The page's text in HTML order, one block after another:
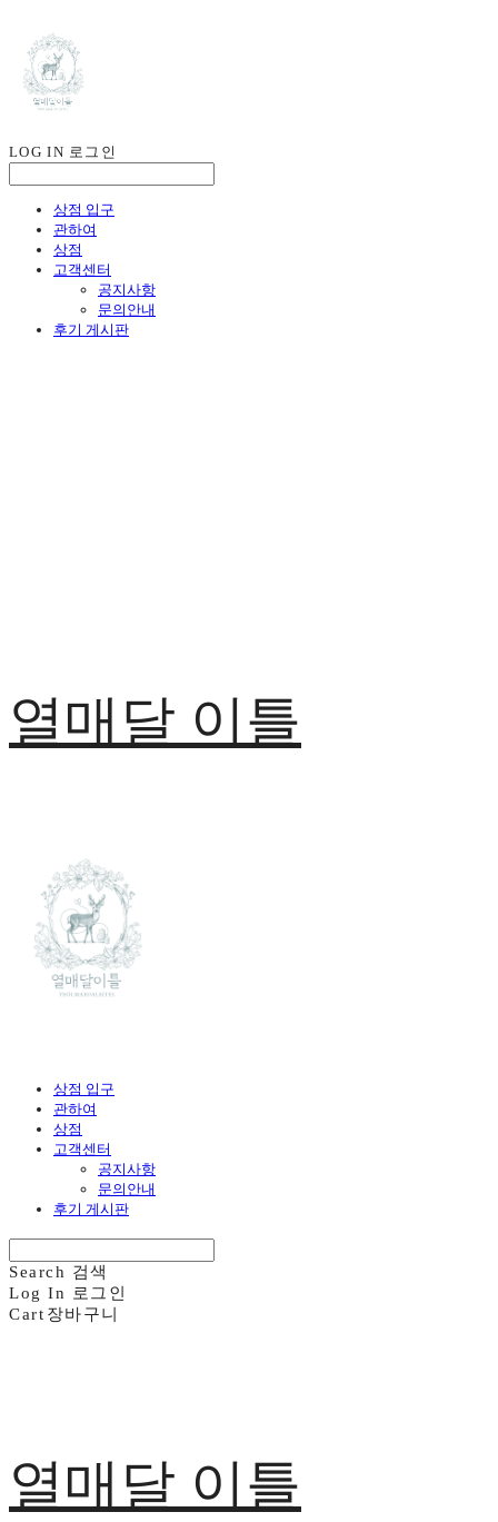
LOG IN 로그인
상점 입구
관하여
상점
고객센터
공지사항
문의안내
후기 게시판
열매달 이틀
상점 입구
관하여
상점
고객센터
공지사항
문의안내
후기 게시판
Search 검색
Log In
로그인
Cart 장바구니
열매달 이틀